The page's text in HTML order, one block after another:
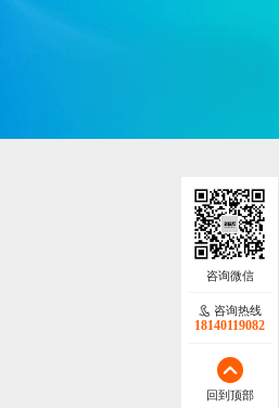
咨询热线
18140119082
回到顶部